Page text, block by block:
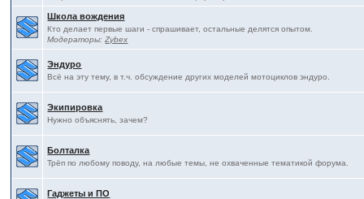
Школа вождения
Кто делает первые шаги - спрашивает, остальные делятся опытом.
Модераторы:Zybex
Эндуро
Всё на эту тему, в т.ч. обсуждение других моделей мотоциклов эндуро.
Экипировка
Нужно объяснять, зачем?
Болталка
Трёп по любому поводу, на любые темы, не охваченные тематикой форума.
Гаджеты и ПО